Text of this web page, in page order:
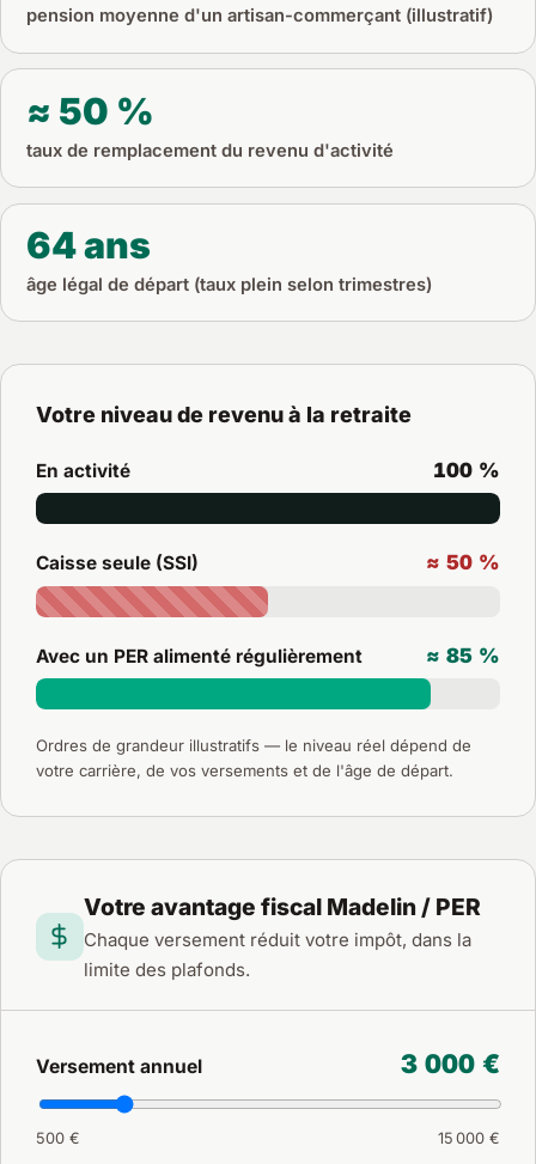
pension moyenne d'un artisan-commerçant (illustratif)
≈ 50 %
taux de remplacement du revenu d'activité
64 ans
âge légal de départ (taux plein selon trimestres)
Votre niveau de revenu à la retraite
En activité 100 %
Caisse seule (SSI) ≈ 50 %
Avec un PER alimenté régulièrement ≈ 85 %
Ordres de grandeur illustratifs — le niveau réel dépend de
votre carrière, de vos versements et de l'âge de départ.
Votre avantage fiscal Madelin / PER
Chaque versement réduit votre impôt, dans la
limite des plafonds.
Versement annuel 3 000 €
500 € 15 000 €